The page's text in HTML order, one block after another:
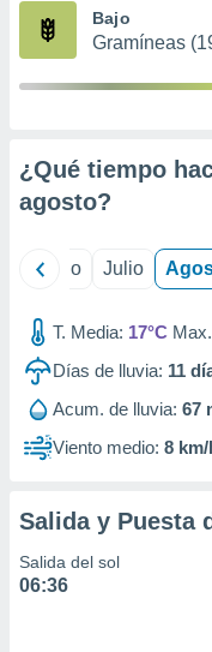
publicidad
1199
Bajo
Gramíneas
¿Qué tiempo
agosto?
Junio Julio
T. Media: 17°C
Días de lluvia: 11
Acum. de lluvia: 67
Viento medio: 8
Salida y Puesta
Salida del sol
06:36